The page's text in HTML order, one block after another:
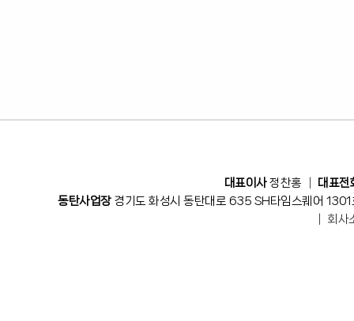
대표이사정찬홍 │
대표전
동탄사업장경기도 화성시 동탄대로 635 SH타임스퀘어
회사